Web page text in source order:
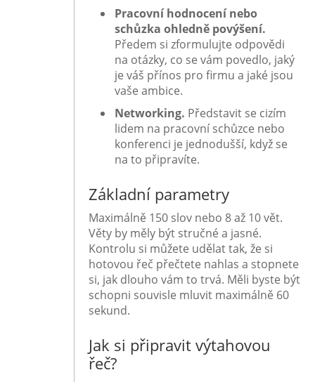
Pracovní hodnocení nebo
schůzka ohledně povýšení.
Předem si zformulujte odpovědi
na otázky, co se vám povedlo, jaký
je váš přínos pro firmu a jaké jsou
vaše ambice.
Networking. Představit se cizím
lidem na pracovní schůzce nebo
konferenci je jednodušší, když se
na to připravíte.
Základní parametry
Maximálně 150 slov nebo 8 až 10 vět.
Věty by měly být stručné a jasné.
Kontrolu si můžete udělat tak, že si
hotovou řeč přečtete nahlas a stopnete
si, jak dlouho vám to trvá. Měli byste být
schopni souvisle mluvit maximálně 60
sekund.
Jak si připravit výtahovou
řeč?